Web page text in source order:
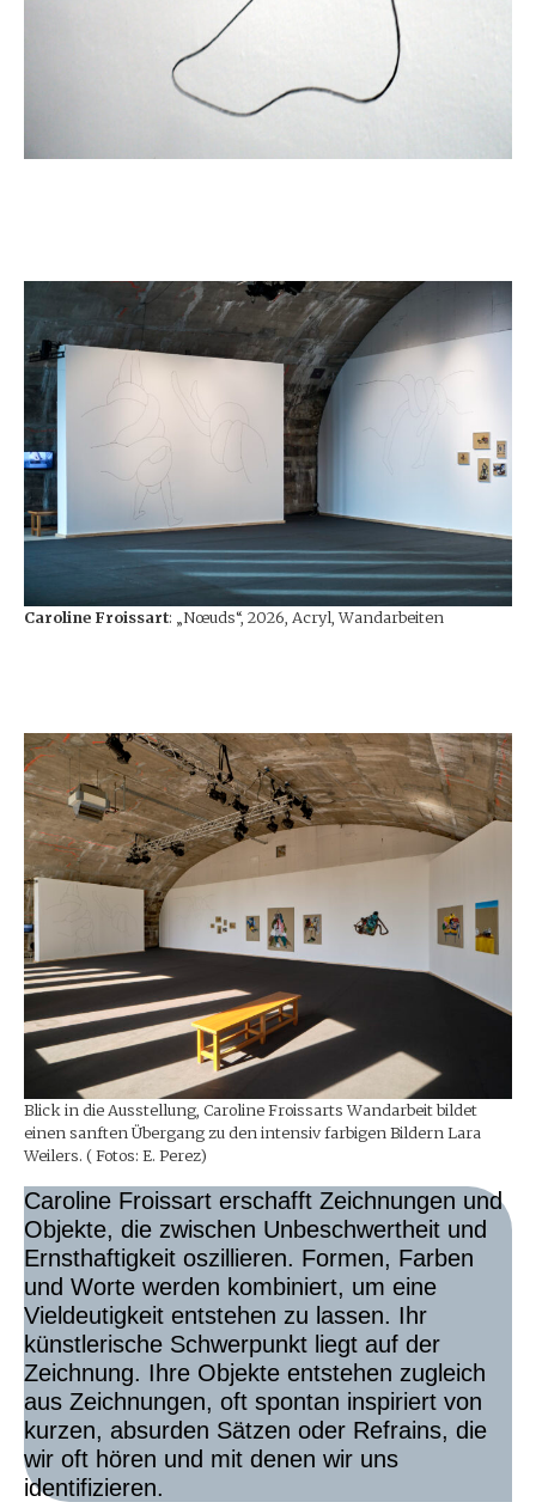
Caroline Froissart: „Nœuds“, 2026, Acryl, Wandarbeiten
Blick in die Ausstellung, Caroline Froissarts Wandarbeit bildet
einen sanften Übergang zu den intensiv farbigen Bildern Lara
Weilers. ( Fotos: E. Perez)
Caroline Froissart erschafft Zeichnungen und
Objekte, die zwischen Unbeschwertheit und
Ernsthaftigkeit oszillieren. Formen, Farben
und Worte werden kombiniert, um eine
Vieldeutigkeit entstehen zu lassen. Ihr
künstlerische Schwerpunkt liegt auf der
Zeichnung. Ihre Objekte entstehen zugleich
aus Zeichnungen, oft spontan inspiriert von
kurzen, absurden Sätzen oder Refrains, die
wir oft hören und mit denen wir uns
identifizieren.